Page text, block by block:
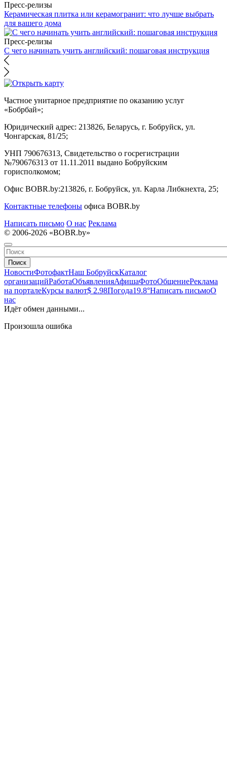
Пресс-релизы
Керамическая плитка или керамогранит: что лучше выбрать
для вашего дома
Пресс-релизы
С чего начинать учить английский: пошаговая инструкция
Частное унитарное предприятие по оказанию услуг
«Бобрбай»;
Юридический адрес: 213826, Беларусь, г. Бобруйск, ул.
Чонгарская, 81/25;
УНП 790676313, Свидетельство о госрегистрации
№790676313 от 11.11.2011 выдано Бобруйским
горисполкомом;
Офис BOBR.by:213826, г. Бобруйск, ул. Карла Либкнехта, 25;
Контактные телефоны офиса BOBR.by
Написать письмо О нас Реклама
© 2006-2026 «BOBR.by»
Поиск
НовостиФотофактНаш БобруйскКаталог
организацийРаботаОбъявленияАфишаФотоОбщениеРеклама
на порталеКурсы валют$ 2.98Погода19.8°Написать письмоО
нас
Идёт обмен данными...
Произошла ошибка